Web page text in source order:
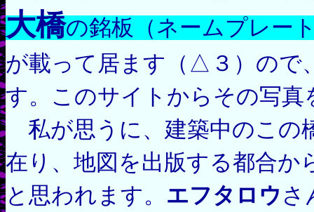
大橋の銘板（ネームプレー
が載って居ます（△３）ので
す。このサイトからその写
私が思うに、建築中のこの
在り、地図を出版する都合
と思われます。 エフタロウ さ